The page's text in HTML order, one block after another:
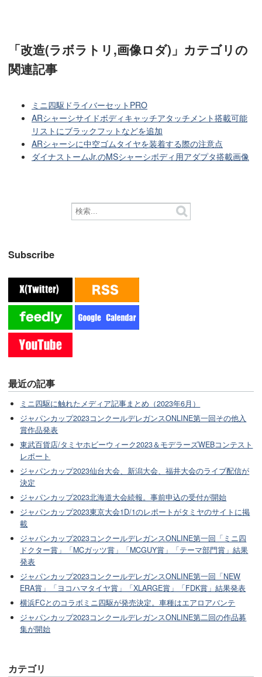
「改造(ラボラトリ,画像ロダ)」カテゴリの
関連記事
ミニ四駆ドライバーセットPRO
ARシャーシサイドボディキャッチアタッチメント搭載可能
リストにブラックフットなどを追加
ARシャーシに中空ゴムタイヤを装着する際の注意点
ダイナストームJr.のMSシャーシボディ用アダプタ搭載画像
Subscribe
最近の記事
ミニ四駆に触れたメディア記事まとめ（2023年6月）
ジャパンカップ2023コンクールデレガンスONLINE第一回その他入
賞作品発表
東武百貨店/タミヤホビーウィーク2023＆モデラーズWEBコンテスト
レポート
ジャパンカップ2023仙台大会、新潟大会、福井大会のライブ配信が
決定
ジャパンカップ2023北海道大会続報。事前申込の受付が開始
ジャパンカップ2023東京大会1D/1のレポートがタミヤのサイトに掲
載
ジャパンカップ2023コンクールデレガンスONLINE第一回「ミニ四
ドクター賞」「MCガッツ賞」「MCGUY賞」「テーマ部門賞」結果
発表
ジャパンカップ2023コンクールデレガンスONLINE第一回「NEW
ERA賞」「ヨコハマタイヤ賞」「XLARGE賞」「FDK賞」結果発表
横浜FCとのコラボミニ四駆が発売決定。車種はエアロアバンテ
ジャパンカップ2023コンクールデレガンスONLINE第二回の作品募
集が開始
カテゴリ